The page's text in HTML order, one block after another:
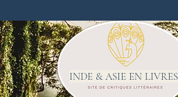
INDE & ASIE EN LIVRES